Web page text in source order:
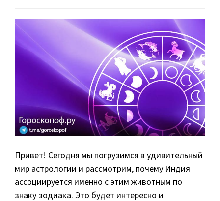
Привет! Сегодня мы погрузимся в удивительный
мир астрологии и рассмотрим, почему Индия
ассоциируется именно с этим животным по
знаку зодиака. Это будет интересно и